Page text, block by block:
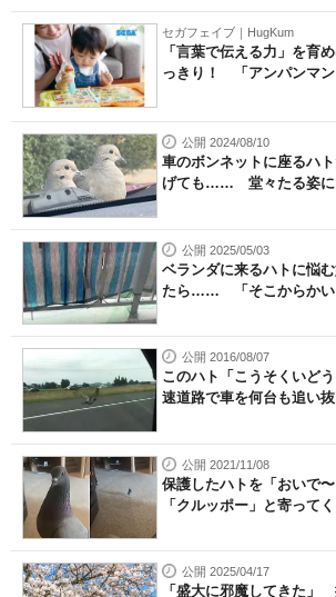
セガフェイブ｜HugKum
「言葉で伝える力」を育
っきり！ 「アンパンマ
公開 2024/08/10
車のボンネットに座るハ
げても…… 堂々たる姿に
公開 2025/05/03
ベランダに来るハトに悩
たら…… 「そこからかい
公開 2016/08/07
このハト「こうそくいど
速道路で車を何台も追い
公開 2021/11/08
保護したハトを「おい
「クルッポー」と寄って
公開 2025/04/17
「盛大に邪魔してきた」